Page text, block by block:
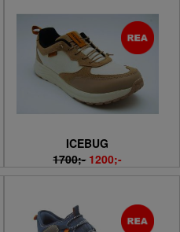
ICEBUG
1700;- 1200;-